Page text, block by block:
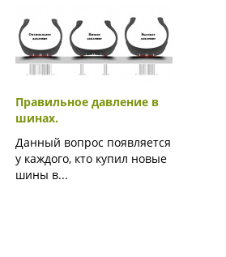
Правильное давление в
шинах.
Данный вопрос появляется
у каждого, кто купил новые
шины в...